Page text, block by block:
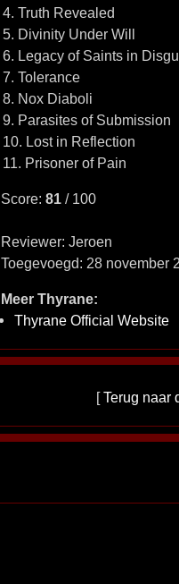
4. Truth Revealed
5. Divinity Under Will
6. Legacy of Saints in
7. Tolerance
8. Nox Diaboli
9. Parasites of Submission
10. Lost in Reflection
11. Prisoner of Pain
Score: 81/ 100
Reviewer: Jeroen
Toegevoegd: 28 november
Meer Thyrane:
Thyrane Official Website
[Terug naar